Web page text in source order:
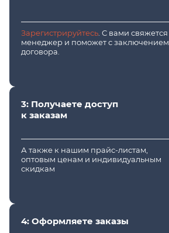
Зарегистрируйтесь . С вами свяжется
менеджер и поможет с заключением
договора.
3: Получаете доступ
к заказам
А также к нашим прайс-листам,
оптовым ценам и индивидуальным
скидкам
4: Оформляете заказы